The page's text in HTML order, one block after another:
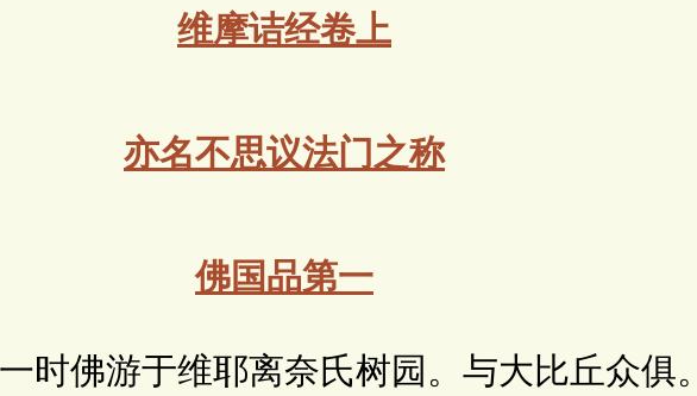
维摩诘经卷上
亦名不思议法门之称
佛国品第一
游于维耶离奈氏树园。与大比丘众俱